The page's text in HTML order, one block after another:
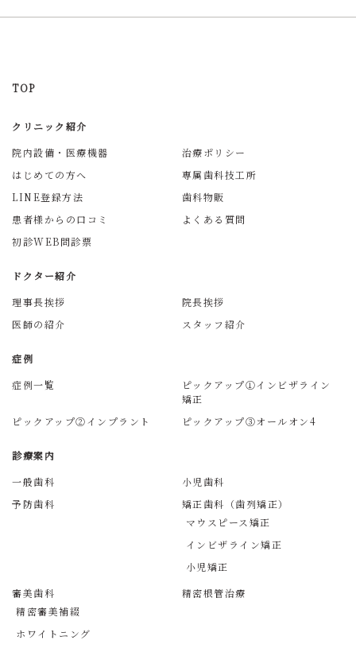
TOP
クリニック紹介
院内設備・医療機器
治療ポリシー
はじめての方へ
専属歯科技工所
LINE登録方法
歯科物販
患者様からの口コミ
よくある質問
初診WEB問診票
ドクター紹介
理事長挨拶
院長挨拶
医師の紹介
スタッフ紹介
症例
症例一覧
ピックアップ①インビザライン
矯正
ピックアップ②インプラント
ピックアップ③オールオン4
診療案内
一般歯科
小児歯科
予防歯科
矯正歯科（歯列矯正）
マウスピース矯正
インビザライン矯正
小児矯正
審美歯科
精密審美補綴
ホワイトニング
精密根管治療